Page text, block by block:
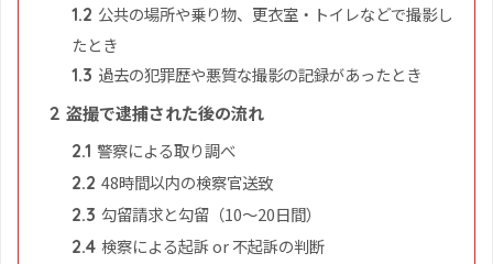
1.2 公共の場所や乗り物、更衣室・トイレなどで撮影し
たとき
1.3 過去の犯罪歴や悪質な撮影の記録があったとき
2 盗撮で逮捕された後の流れ
2.1 警察による取り調べ
2.2 48時間以内の検察官送致
2.3 勾留請求と勾留（10〜20日間）
2.4 検察による起訴 or 不起訴の判断